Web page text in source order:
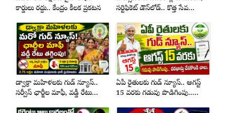
కార్డులు రద్దు.. కేంద్రం కీలక ప్రకటన
సర్టిఫికెట్ డౌన్‌లోడ్.. కొత్త సేవ
డ్వాక్రా మహిళలకు గుడ్ న్యూస్..
సర్వీస్ ఛార్జీల మాఫీ, వడ్డీ రేటు
ఏపీ రైతులకు గుడ్ న్యూస్.. ఆగస్ట్
15 వరకు గడువు పొడిగింపు..